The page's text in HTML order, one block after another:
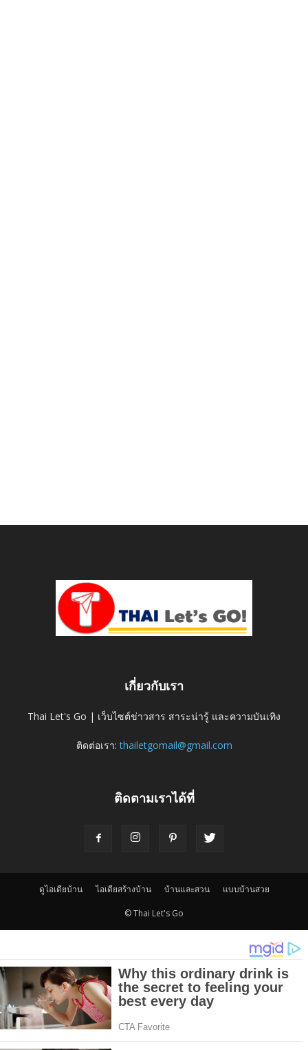
เกี่ยวกับเรา
Thai Let's Go | เว็บไซต์ข่าวสาร สาระน่ารู้ และความบันเทิง
ติดต่อเรา:thailetgomail@gmail.com
ติดตามเราได้ที่
ดูไอเดียบ้าน ไอเดียสร้างบ้าน บ้านและสวน แบบบ้านสวย
© Thai Let's Go